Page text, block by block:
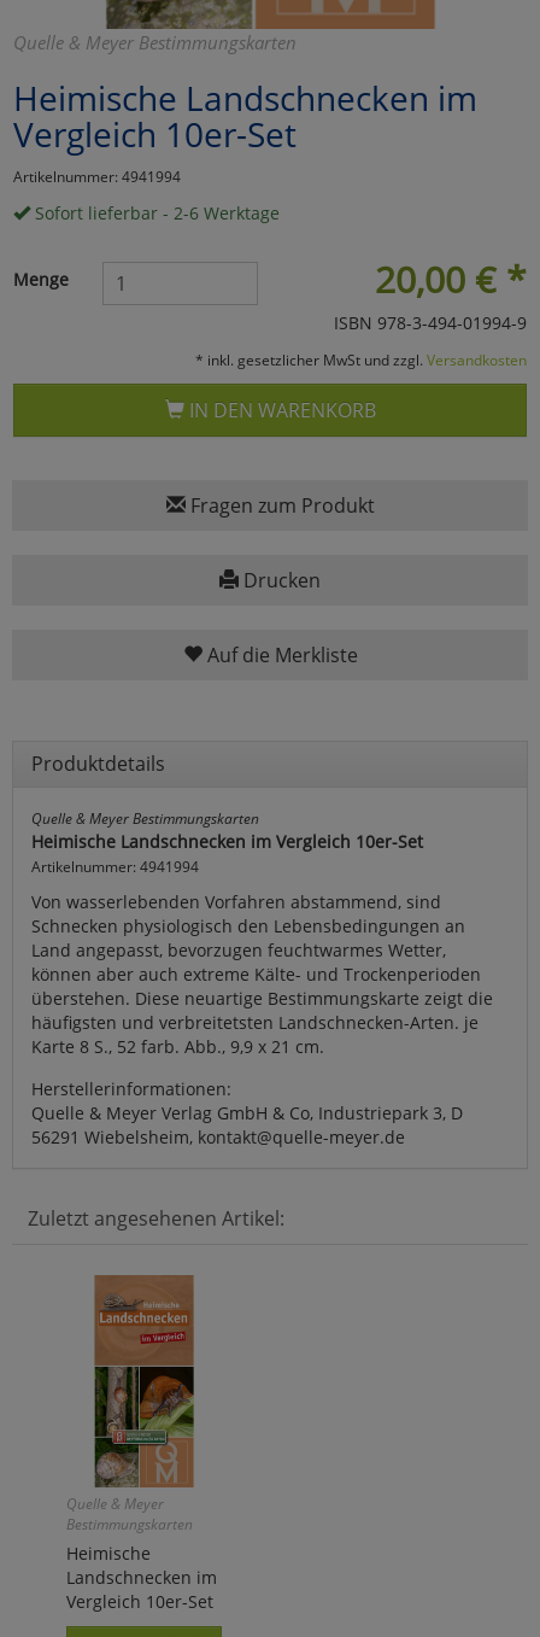
Quelle & Meyer Bestimmungskarten
Heimische Landschnecken im
Vergleich 10er-Set
Artikelnummer: 4941994
Sofort lieferbar - 2-6 Werktage
20,00 € *
Menge
ISBN 978-3-494-01994-9
* inkl. gesetzlicher MwSt und zzgl. Versandkosten
IN DEN WARENKORB
Fragen zum Produkt
Drucken
Auf die Merkliste
Produktdetails
Quelle & Meyer Bestimmungskarten
Heimische Landschnecken im Vergleich 10er-Set
Artikelnummer: 4941994
Von wasserlebenden Vorfahren abstammend, sind
Schnecken physiologisch den Lebensbedingungen an
Land angepasst, bevorzugen feuchtwarmes Wetter,
können aber auch extreme Kälte- und Trockenperioden
überstehen. Diese neuartige Bestimmungskarte zeigt die
häufigsten und verbreitetsten Landschnecken-Arten. je
Karte 8 S., 52 farb. Abb., 9,9 x 21 cm.
Herstellerinformationen:
Quelle & Meyer Verlag GmbH & Co, Industriepark 3, D
56291 Wiebelsheim, kontakt@quelle-meyer.de
Zuletzt angesehenen Artikel:
Quelle & Meyer
Bestimmungskarten
Heimische
Landschnecken im
Vergleich 10er-Set
Marketing
Umfragetools
Cookies
Alle Akzeptieren
Einstellungen speichern
zurück